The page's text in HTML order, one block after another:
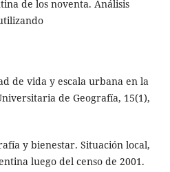
de los noventa. Análisis
de vida y escala urbana en la
de Geografía, 15(1),
y bienestar. Situación local,
luego del censo de 2001.